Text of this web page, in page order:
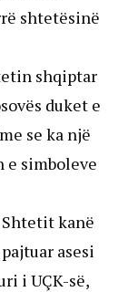
shtetësinë
shqiptar
duket e
se ka një
e simboleve
kanë
asesi
i UÇK-së,